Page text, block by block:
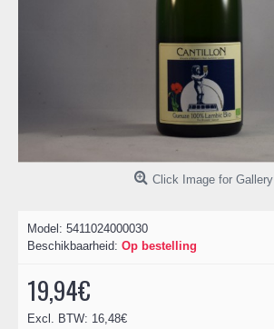
Click Image for Gallery
Model: 5411024000030
Beschikbaarheid: Op bestelling
19,94€
Excl. BTW: 16,48€